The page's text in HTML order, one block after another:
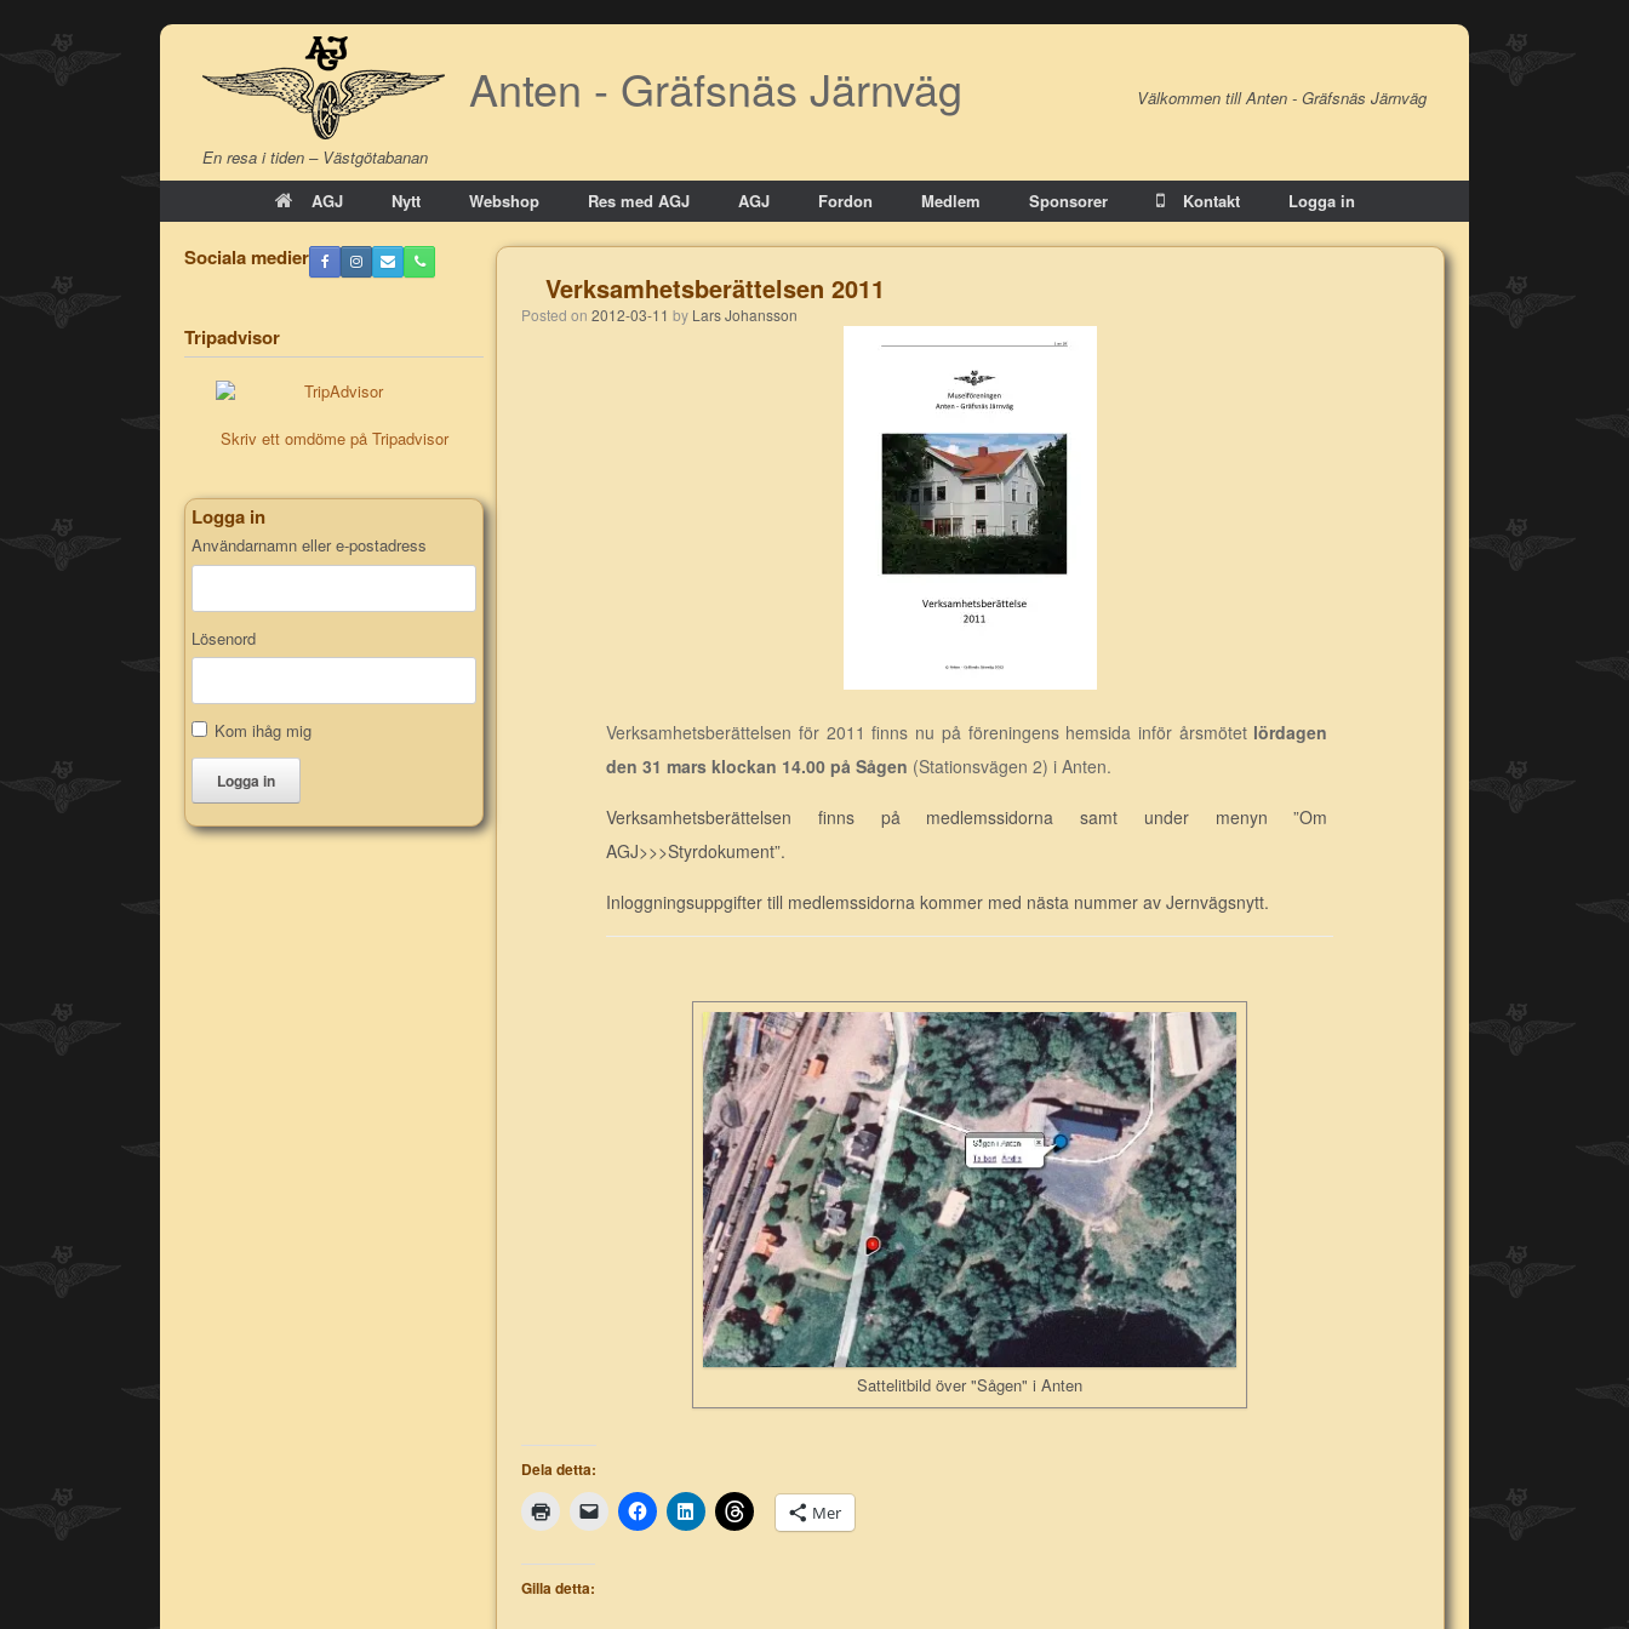
Skip
content
Anten - Gräfsnäs Järnväg
En resa i tiden – Västgötabanan
Välkommen till Anten - Gräfsnäs Järnväg
AGJ Nytt Webshop Res med AGJ AGJ Fordon Medlem Sponsorer Kontakt Logga in
Verksamhetsberättelsen 2011
Posted on 2012-03-11 by Lars Johansson
Verksamhetsberättelsen för 2011 finns nu på föreningens hemsida inför årsmötet lördagen
den 31 mars klockan 14.00 på Sågen (Stationsvägen 2) i Anten.
Verksamhetsberättelsen finns på medlemssidorna samt under menyn ”Om
AGJ>>>Styrdokument”.
Inloggningsuppgifter till medlemssidorna kommer med nästa nummer av Jernvägsnytt.
Sattelitbild över "Sågen" i Anten
Dela detta:
Mer
Gilla detta:
Sociala medier
Tripadvisor
Skriv ett omdöme på Tripadvisor
Logga in
Användarnamn eller e-postadress
Lösenord
Kom ihåg mig
Logga in